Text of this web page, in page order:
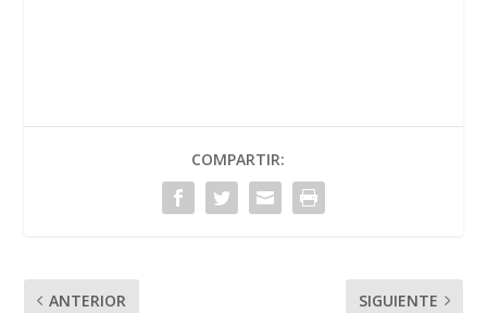
COMPARTIR:
ANTERIOR SIGUIENTE